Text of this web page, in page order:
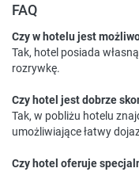
FAQ
Czy w hotelu jest
Tak, hotel posiada
rozrywkę.
Czy hotel jest dobrze
Tak, w pobliżu hotelu
umożliwiające łatwy
Czy hotel oferuje